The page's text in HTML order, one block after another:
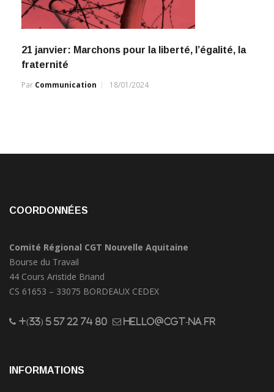
21 janvier: Marchons pour la liberté, l’égalité, la
fraternité
Par Communication 18/01/2024
COORDONNÉES
Comité Régional CGT Nouvelle Aquitaine
Bourse du Travail
44 Cours Aristide Briand
CS 61653 – 33075 BORDEAUX CEDEX
+(33) 5 57 22 74 80 hello@cgt-na.fr
INFORMATIONS